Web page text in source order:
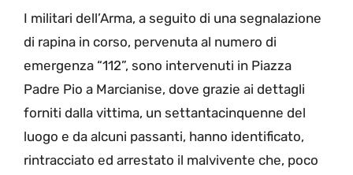
I militari dell’Arma, a seguito di una segnalazione
di rapina in corso, pervenuta al numero di
emergenza “112”, sono intervenuti in Piazza
Padre Pio a Marcianise, dove grazie ai dettagli
forniti dalla vittima, un settantacinquenne del
luogo e da alcuni passanti, hanno identificato,
rintracciato ed arrestato il malvivente che, poco